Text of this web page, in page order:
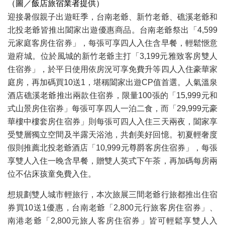
（圖／飯店旅宿業者提供）
迎接暑假親子出遊旺季，台南老爺、新竹老爺、礁溪老爺和
北投老爺皆推出闔家出遊優惠商品。台南老爺祭出「4,599
元家庭客房住宿券」，每張可享四人入住含早餐，輕鬆愜意
遊府城。位於風城的新竹老爺主打「3,199元雅致客房雙人
住宿券」，於平日使用依房況可享免費升等四人入住豪華家
庭房，再加碼買10送1，堪稱闔家出遊CP值首選。人氣溫泉
酒店礁溪老爺推出兩款住宿券，限量100張的「15,999元和
式山景房住宿券」每張可享四人一泊二食，而「29,999元豪
華樓中樓套房住宿券」則每張可四人入住三天兩夜，闔家享
受雙層獨立空間及半露天浴池，共創美好回憶。初夏輕奢度
假則推薦北投老爺酒店「10,999元尊爵客房住宿券」，每張
享雙人入住一晚含早餐，贈雙人英式下午茶，再加碼每房兩
位不佔床孩童免費入住。
想規劃雙人城市輕旅行，本次旅展三間老爺行旅都推出住宿
券買10送1優惠，台南老爺「2,800元行旅客房住宿券」、
南港老爺「2,800元旅人客房住宿券」皆可輕鬆享雙人入